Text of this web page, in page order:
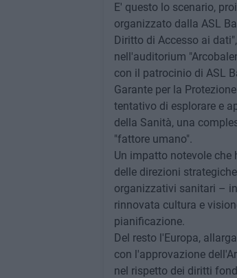
E' questo lo scenario,
organizzato dalla ASL
Diritto di Accesso ai
nell'auditorium
con il patrocinio di ASL
Garante per la
tentativo di esplorare e
della Sanità, una
"fattore umano".
Un impatto notevole
delle direzioni
organizzativi sanitari –
rinnovata cultura e
pianificazione.
Del resto l'Europa,
con l'approvazione
nel rispetto dei diritti